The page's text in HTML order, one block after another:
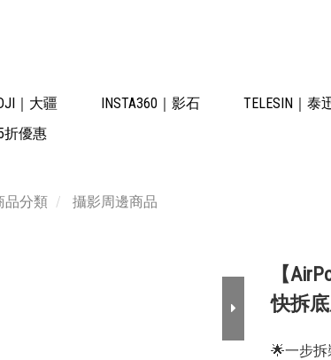
｜大疆 INSTA360｜影石 TELESIN｜泰
折優惠
品分類 攝影周邊商品
【
快拆底
🌟一步